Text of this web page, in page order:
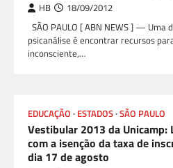
HB 18/09/2012
SÃO PAULO [ ABN NEWS ] —
psicanálise é encontrar recursos
inconsciente,…
EDUCAÇÃO ESTADOS SÃO PAULO
Vestibular 2013 da Unicamp:
com a isenção da taxa de
dia 17 de agosto